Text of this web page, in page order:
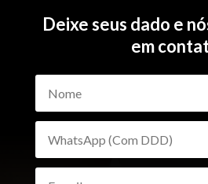
Deixe seus dado e
em